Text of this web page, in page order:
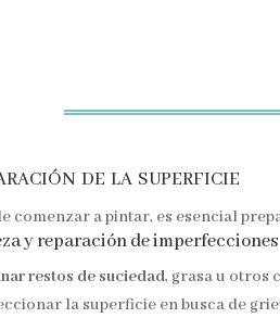
de la superficie
comenzar a pintar, es esencial
y reparación de imperfecciones
restos de suciedad, grasa u otros
la superficie en busca de